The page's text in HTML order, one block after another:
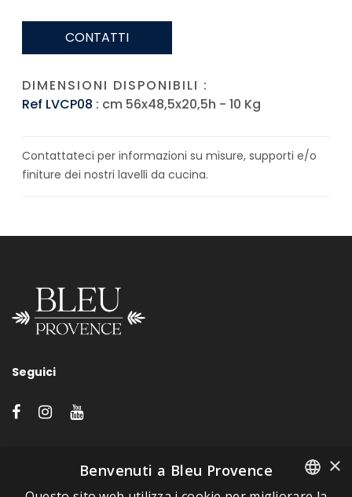
CONTATTI
DIMENSIONI DISPONIBILI :
Ref LVCP08 : cm 56x48,5x20,5h - 10 Kg
Contattateci per informazioni su misure, supporti e/o
finiture dei nostri lavelli da cucina.
Seguici
×
Benvenuti a Bleu Provence